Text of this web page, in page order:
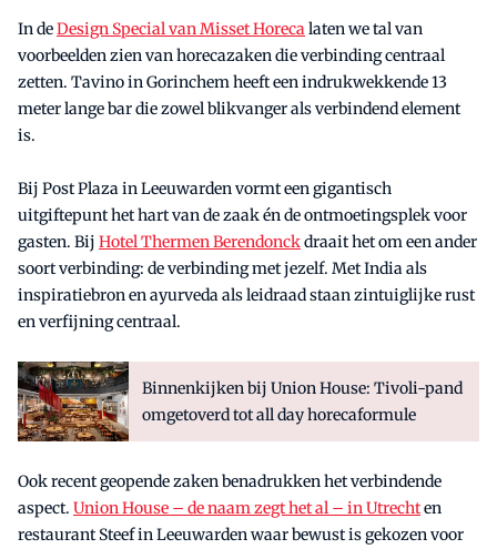
In deDesign Special van Misset Horecalaten we tal van
voorbeelden zien van horecazaken die verbinding centraal
zetten. Tavino in Gorinchem heeft een indrukwekkende 13
meter lange bar die zowel blikvanger als verbindend element
is.
Bij Post Plaza in Leeuwarden vormt een gigantisch
uitgiftepunt het hart van de zaak én de ontmoetingsplek voor
gasten. Bij Hotel Thermen Berendonckdraait het om een ander
soort verbinding: de verbinding met jezelf. Met India als
inspiratiebron en ayurveda als leidraad staan zintuiglijke rust
en verfijning centraal.
Binnenkijken bij Union House: Tivoli-pand
omgetoverd tot all day horecaformule
Ook recent geopende zaken benadrukken het verbindende
aspect. Union House – de naam zegt het al – in Utrechten
restaurant Steef in Leeuwarden waar bewust is gekozen voor